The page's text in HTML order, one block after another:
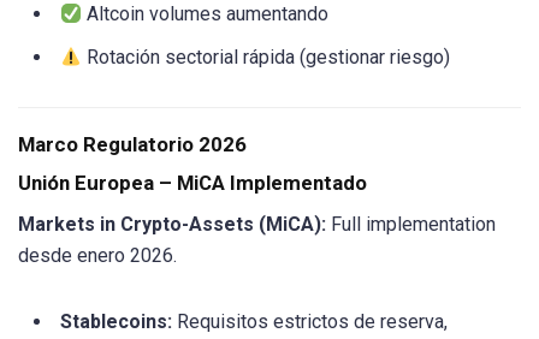
Altcoin volumes aumentando
Rotación sectorial rápida (gestionar riesgo)
Marco Regulatorio 2026
Unión Europea – MiCA Implementado
Markets in Crypto-Assets (MiCA): Full implementation
desde enero 2026.
Stablecoins: Requisitos estrictos de reserva,